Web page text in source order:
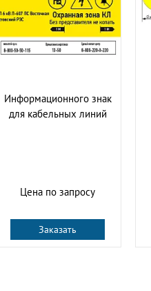
Информационного знак
для кабельных линий
Цена по запросу
Заказать